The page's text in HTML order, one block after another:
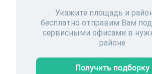
Укажите площадь и
бесплатно отправим Вам
сервисными офисами в
районе
Получить подборку